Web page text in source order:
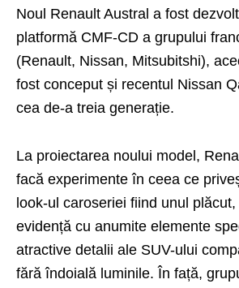
Noul Renault Austral a fost
platformă CMF-CD a grupului
(Renault, Nissan, Mitsubitshi),
fost conceput și recentul Nissan
cea de-a treia generație.
La proiectarea noului model,
facă experimente în ceea ce
look-ul caroseriei fiind unul
evidență cu anumite elemente
atractive detalii ale SUV-ului
fără îndoială luminile. În față,